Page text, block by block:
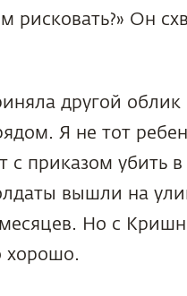
рисковать?» Он
другой облик
Я не тот
приказом убить
вышли на
Но с
хорошо.